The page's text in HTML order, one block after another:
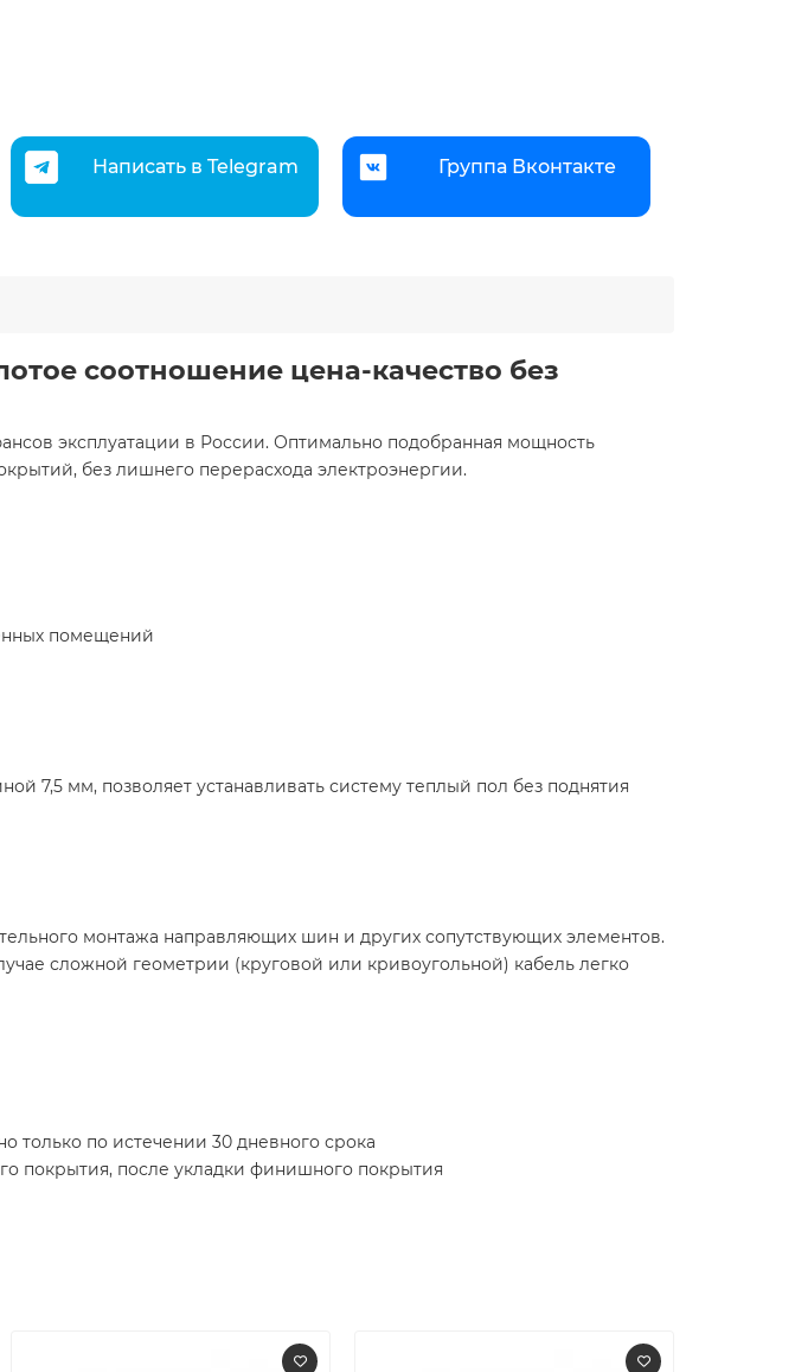
Написать в Telegram Группа Вконтакте
соотношение цена-качество без
эксплуатации в России. Оптимально подобранная мощность
без лишнего перерасхода электроэнергии.
помещений
7,5 мм, позволяет устанавливать систему теплый пол без поднятия
монтажа направляющих шин и других сопутствующих элементов.
сложной геометрии (круговой или кривоугольной) кабель легко
только по истечении 30 дневного срока
покрытия, после укладки финишного покрытия